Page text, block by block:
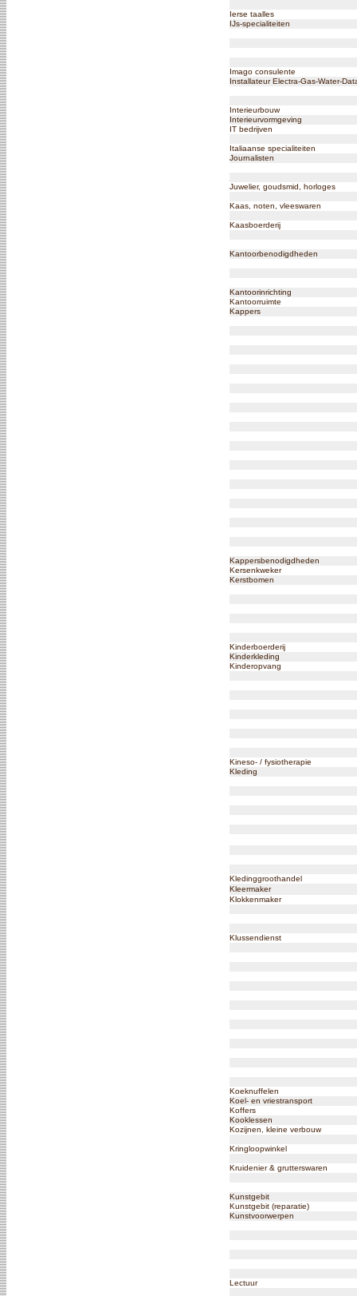
Ierse taalles
IJs-specialiteiten
Imago consulente
Installateur Electra-Gas-Water-
Interieurbouw
Interieurvormgeving
IT bedrijven
Italiaanse specialiteiten
Journalisten
Juwelier, goudsmid, horloges
Kaas, noten, vleeswaren
Kaasboerderij
Kantoorbenodigdheden
Kantoorinrichting
Kantoorruimte
Kappers
Kappersbenodigdheden
Kersenkweker
Kerstbomen
Kinderboerderij
Kinderkleding
Kinderopvang
Kineso- / fysiotherapie
Kleding
Kledinggroothandel
Kleermaker
Klokkenmaker
Klussendienst
Koeknuffelen
Koel- en vriestransport
Koffers
Kooklessen
Kozijnen, kleine verbouw
Kringloopwinkel
Kruidenier & grutterswaren
Kunstgebit
Kunstgebit (reparatie)
Kunstvoorwerpen
Lectuur